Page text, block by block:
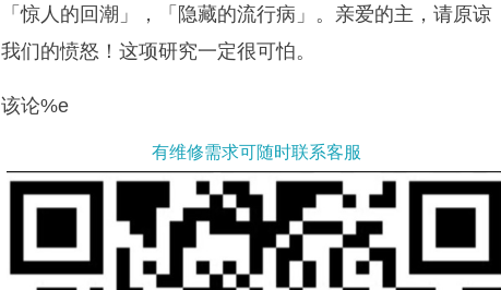
「惊人的回潮」，「隐藏的流行病」。亲爱的主，请原谅
我们的愤怒！这项研究一定很可怕。
该论%e
有维修需求可随时联系客服